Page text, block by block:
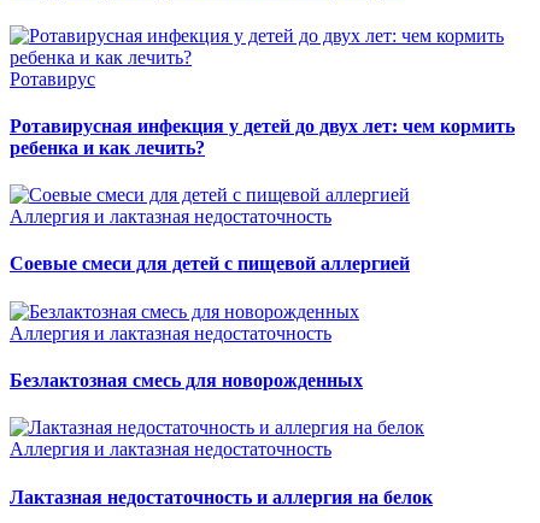
Ротавирус
Ротавирусная инфекция у детей до двух лет: чем кормить
ребенка и как лечить?
Аллергия и лактазная недостаточность
Соевые смеси для детей с пищевой аллергией
Аллергия и лактазная недостаточность
Безлактозная смесь для новорожденных
Аллергия и лактазная недостаточность
Лактазная недостаточность и аллергия на белок